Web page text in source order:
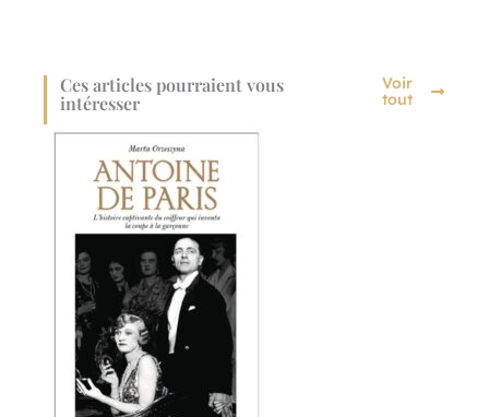
Ces articles pourraient vous
intéresser
Voir
tout